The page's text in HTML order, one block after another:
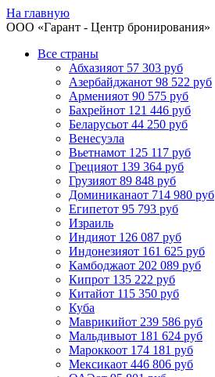
На главную
ООО «Гарант - Центр бронирования»
Все страны
Абхазияот 57 303 руб
Азербайджанот 98 522 руб
Арменияот 90 575 руб
Бахрейнот 121 446 руб
Беларусьот 44 250 руб
Венесуэла
Вьетнамот 125 117 руб
Грецияот 139 364 руб
Грузияот 89 848 руб
Доминиканаот 714 980 руб
Египетот 95 793 руб
Израиль
Индияот 126 087 руб
Индонезияот 161 625 руб
Камбоджаот 202 089 руб
Кипрот 135 222 руб
Китайот 115 350 руб
Куба
Маврикийот 239 586 руб
Мальдивыот 181 624 руб
Мароккоот 174 181 руб
Мексикаот 446 806 руб